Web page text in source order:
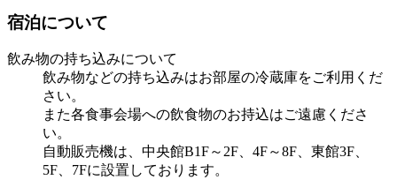
宿泊について
飲み物の持ち込みについて
飲み物などの持ち込みはお部屋の冷蔵庫をご利用くだ
さい。
また各食事会場への飲食物のお持込はご遠慮くださ
い。
自動販売機は、中央館B1F～2F、4F～8F、東館3F、
5F、7Fに設置しております。